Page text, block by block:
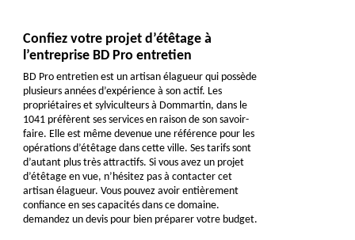
Confiez votre projet d’étêtage à
l’entreprise BD Pro entretien
BD Pro entretien est un artisan élagueur qui possède
plusieurs années d’expérience à son actif. Les
propriétaires et sylviculteurs à Dommartin, dans le
1041 préfèrent ses services en raison de son savoir-
faire. Elle est même devenue une référence pour les
opérations d’étêtage dans cette ville. Ses tarifs sont
d’autant plus très attractifs. Si vous avez un projet
d’étêtage en vue, n’hésitez pas à contacter cet
artisan élagueur. Vous pouvez avoir entièrement
confiance en ses capacités dans ce domaine.
demandez un devis pour bien préparer votre budget.